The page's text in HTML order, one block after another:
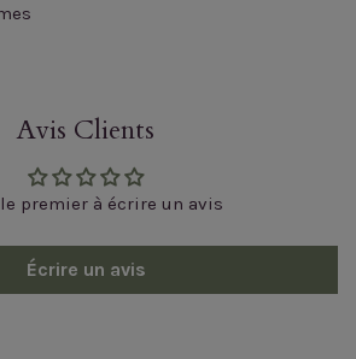
Avis Clients
le premier à écrire un avis
Écrire un avis